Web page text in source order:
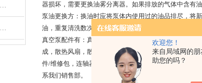
欢迎您！
来自局域网的
助您的吗？
泵为何会突然自动跳闸？
的维护原则可别说不知道！
器损坏，需要更换油雾分离器。如果排放的气体中含有
泵油更换方：换油时应将泵体内使用过的油品排尽，将
油，重复清洗数次，等洗净后换入新油。然后上紧排油
真空泵配件有：真空泵油，油雾分离器/排气过滤器，真
成，散热风扇，散热油管，进口轴封,进口轴承/轴套，
件/维修包，连轴器，连轴器防震胶，泵体防震脚，回油
系我们销售部。